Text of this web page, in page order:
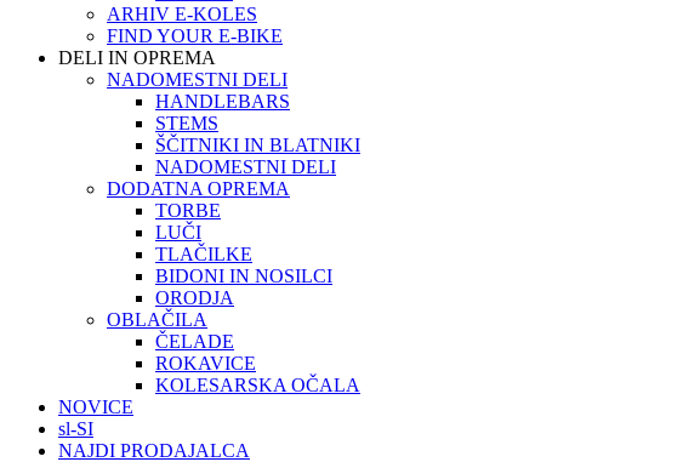
ARHIV E-KOLES
FIND YOUR E-BIKE
DELI IN OPREMA
NADOMESTNI DELI
HANDLEBARS
STEMS
ŠČITNIKI IN BLATNIKI
NADOMESTNI DELI
DODATNA OPREMA
TORBE
LUČI
TLAČILKE
BIDONI IN NOSILCI
ORODJA
OBLAČILA
ČELADE
ROKAVICE
KOLESARSKA OČALA
NOVICE
sl-SI
NAJDI PRODAJALCA